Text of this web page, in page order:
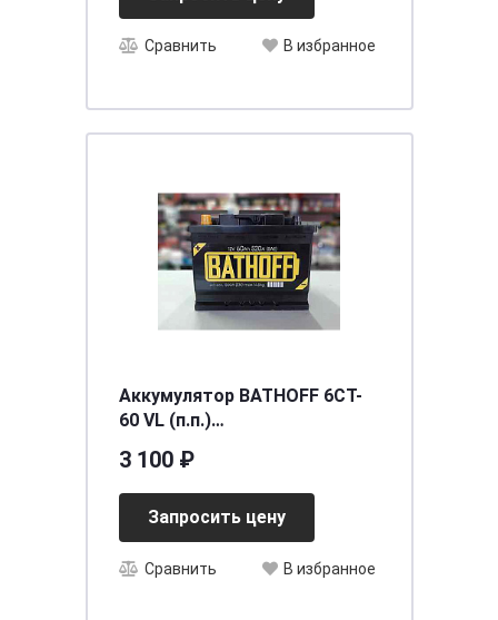
Сравнить В избранное
Аккумулятор BATHOFF 6СТ-
60 VL (п.п.)
3 100 ₽
Запросить цену
Сравнить В избранное